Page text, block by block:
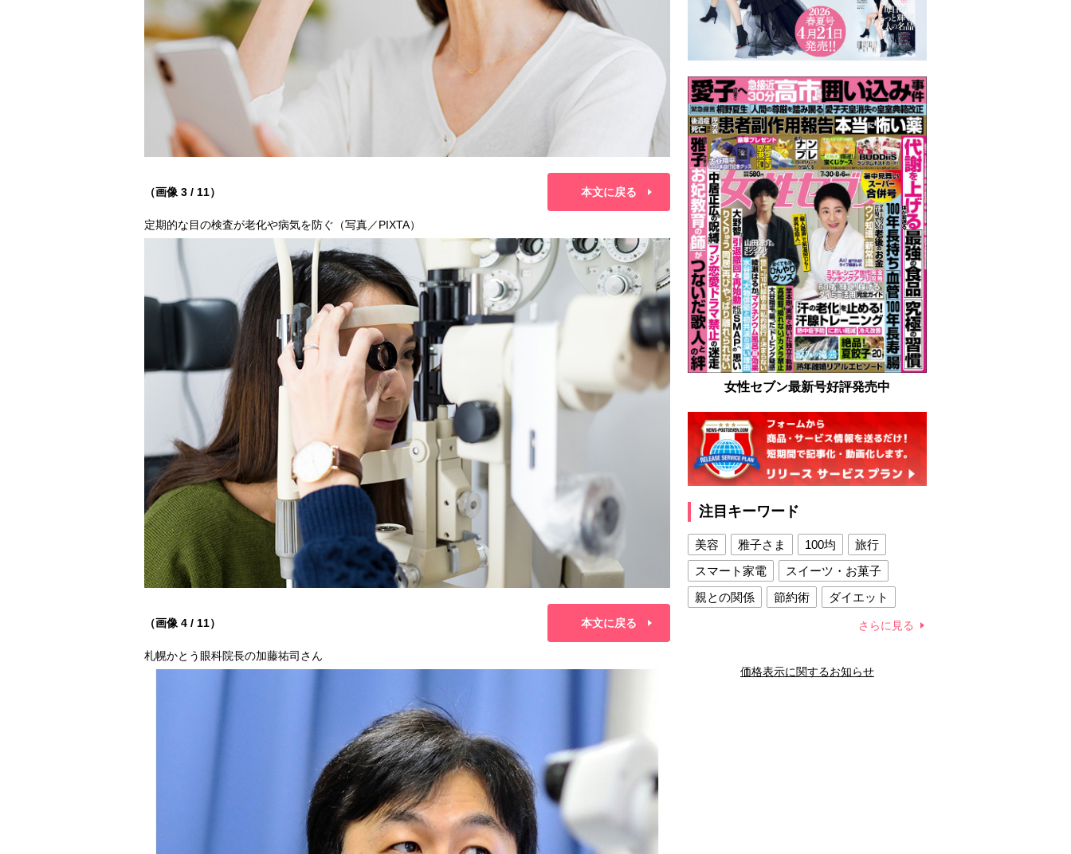
（画像 3 / 11） 本文に戻る
定期的な目の検査が老化や病気を防ぐ（写真／PIXTA）
（画像 4 / 11） 本文に戻る
札幌かとう眼科院長の加藤祐司さん
女性セブン最新号好評発売中
注目キーワード
美容 雅子さま 100均
旅行
スマート家電
スイーツ・お菓子
親との関係
節約術
ダイエット
夫との関係
新津春子 どか食い
さらに見る
価格表示に関するお知らせ